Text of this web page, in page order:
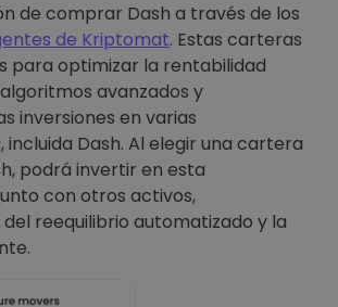
de comprar Dash a través de los
de Kriptomat. Estas carteras
para optimizar la rentabilidad
avanzados y
inversiones en varias
Dash. Al elegir una cartera
podrá invertir en esta
con otros activos,
reequilibrio automatizado y la